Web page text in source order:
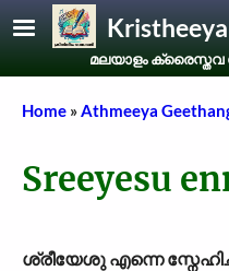
Skip to main content
മലയാളം ക്രൈസ്തവ
Breadcrumb
Home Athmeeya
Sreeyesu
ശ്രീയേശു എന്നെ